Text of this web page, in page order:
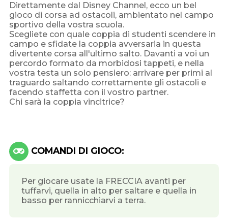
Direttamente dal Disney Channel, ecco un bel
gioco di corsa ad ostacoli, ambientato nel campo
sportivo della vostra scuola.
Scegliete con quale coppia di studenti scendere in
campo e sfidate la coppia avversaria in questa
divertente corsa all'ultimo salto. Davanti a voi un
percordo formato da morbidosi tappeti, e nella
vostra testa un solo pensiero: arrivare per primi al
traguardo saltando correttamente gli ostacoli e
facendo staffetta con il vostro partner.
Chi sarà la coppia vincitrice?
COMANDI DI GIOCO:
Per giocare usate la FRECCIA avanti per
tuffarvi, quella in alto per saltare e quella in
basso per rannicchiarvi a terra.